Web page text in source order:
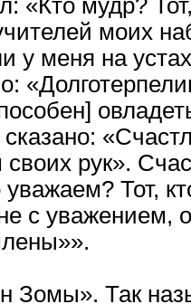
«Кто мудр?
моих
у меня на
сказано:
рук».
Тот,
с
Зомы». Так